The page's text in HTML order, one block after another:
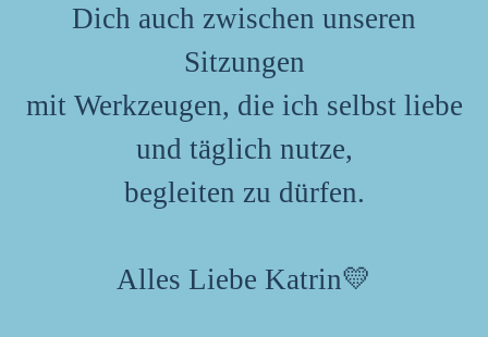
Dich auch zwischen unseren
Sitzungen
mit Werkzeugen, die ich selbst liebe
und täglich nutze,
begleiten zu dürfen.
Alles Liebe Katrin💛